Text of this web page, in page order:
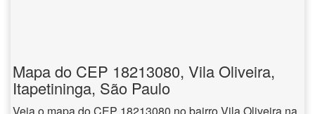
Mapa do CEP 18213080, Vila Oliveira,
Itapetininga, São Paulo
Veja o mapa do CEP 18213080 no bairro Vila Oliveira na